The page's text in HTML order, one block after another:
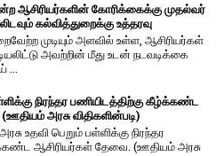
ஆசிரியர்களின் கோரிக்கைக்கு முதல்வர்
கல்வித்துறைக்கு உத்தரவு
முடியும் அளவில் உள்ள, ஆசிரியர்கள்
அவற்றின் மீது உடன் நடவடிக்கை
...
நிரந்தர பணியிடத்திற்கு கீழ்க்கண்ட
அரசு விதிகளின்படி)
உதவி பெறும் பள்ளிக்கு நிரந்தர
ஆசிரியர்கள் தேவை. (ஊதியம் அரசு